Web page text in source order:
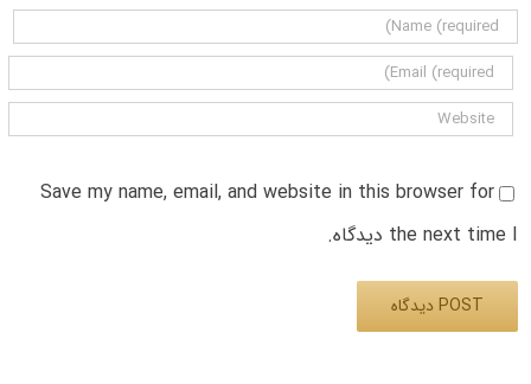
Save my name, email, and website in this browser for
the next time I دیدگاه.